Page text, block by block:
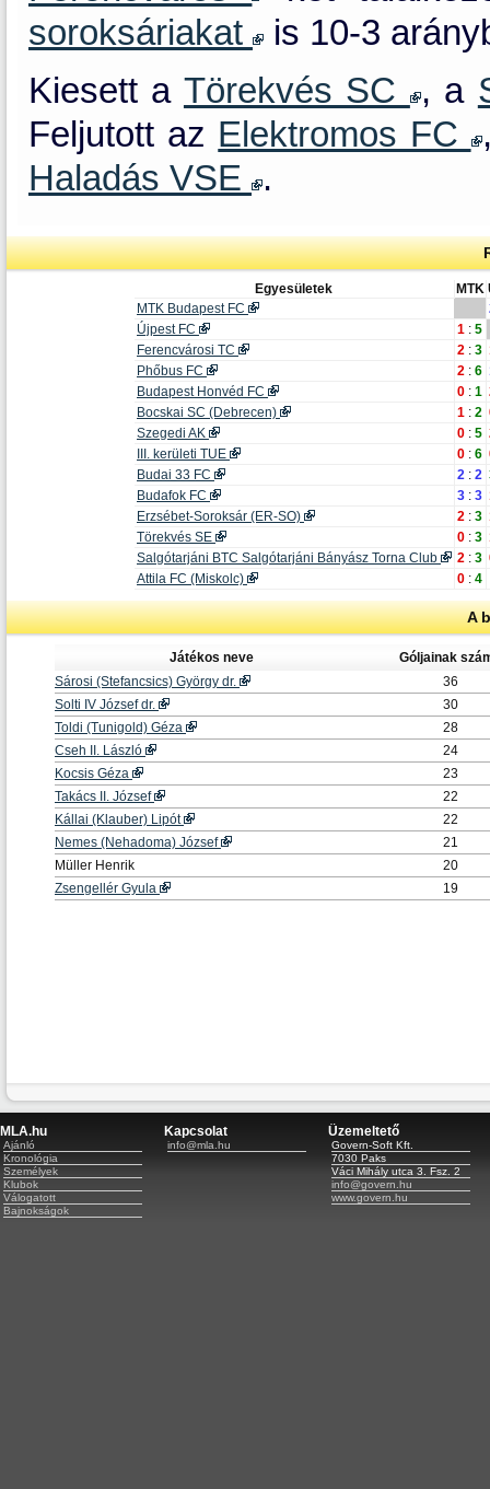
soroksáriakat
is 10-3
Kiesett a Törekvés SC , a
Feljutott az Elektromos FC
Haladás VSE
.
Egyesületek MTK
MTK Budapest FC
Újpest FC
1 : 5
Ferencvárosi TC
2 : 3
Phőbus FC
2 : 6
Budapest Honvéd FC
0 : 1
Bocskai SC (Debrecen)
1 : 2
Szegedi AK
0 : 5
III. kerületi TUE
0 : 6
Budai 33 FC
2 : 2
Budafok FC
3 : 3
Erzsébet-Soroksár (ER-SO)
2 : 3
Törekvés SE
0 : 3
Salgótarjáni BTC Salgótarjáni Bányász Torna Club
2 : 3
Attila FC (Miskolc)
0 : 4
A
Játékos neve
Góljainak
Sárosi (Stefancsics) György dr.
36
Solti IV József dr.
30
Toldi (Tunigold) Géza
28
Cseh II. László
24
Kocsis Géza
23
Takács II. József
22
Kállai (Klauber) Lipót
22
Nemes (Nehadoma) József
21
Müller Henrik
20
Zsengellér Gyula
19
MLA.hu
Ajánló
Kronológia
Személyek
Klubok
Válogatott
Bajnokságok
Kapcsolat
info@mla.hu
Üzemeltető
Govern-Soft Kft.
7030 Paks
Váci Mihály utca 3. Fsz. 2
info@govern.hu
www.govern.hu